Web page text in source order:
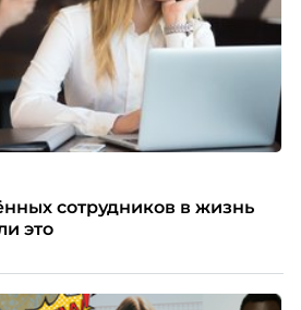
сотрудников в жизнь
это